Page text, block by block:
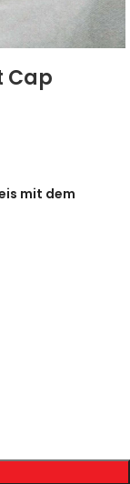
Cap
mit dem